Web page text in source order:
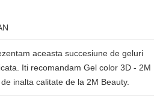
aceasta succesiune de geluri
Iti recomandam Gel color 3D - 2M
inalta calitate de la 2M Beauty.